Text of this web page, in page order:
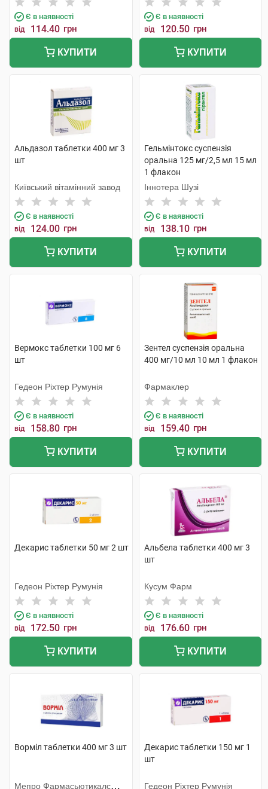
Є в наявності
від 114.40 грн
КУПИТИ
Є в наявності
від 120.50 грн
КУПИТИ
Альдазол таблетки 400 мг 3
шт
Київський вітамінний завод
Є в наявності
від 124.00 грн
КУПИТИ
Гельмінтокс суспензія
оральна 125 мг/2,5 мл 15 мл
1 флакон
Іннотера Шузі
Є в наявності
від 138.10 грн
КУПИТИ
Вермокс таблетки 100 мг 6
шт
Гедеон Ріхтер Румунія
Є в наявності
від 158.80 грн
КУПИТИ
Зентел суспензія оральна
400 мг/10 мл 10 мл 1 флакон
Фармаклер
Є в наявності
від 159.40 грн
КУПИТИ
Декарис таблетки 50 мг 2 шт
Гедеон Ріхтер Румунія
Є в наявності
від 172.50 грн
КУПИТИ
Альбела таблетки 400 мг 3
шт
Кусум Фарм
Є в наявності
від 176.60 грн
КУПИТИ
Ворміл таблетки 400 мг 3 шт
Мепро Фармасьютикалс
Декарис таблетки 150 мг 1
шт
Гедеон Ріхтер Румунія